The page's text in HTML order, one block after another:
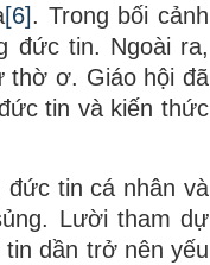
[6]. Trong bối cảnh
đức tin. Ngoài ra,
thờ ơ. Giáo hội đã
tin và kiến thức
đức tin cá nhân và
Lười tham dự
dần trở nên yếu